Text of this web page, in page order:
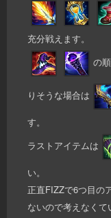
充分戦えます。
の
りそうな場合は
す。
ラストアイテムは
い。
正直FIZZで6つ目の
ないので考えなくて